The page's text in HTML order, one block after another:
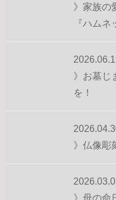
》家族の
『ハム
》お墓じ
を！
》仏像彫